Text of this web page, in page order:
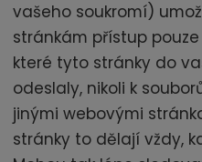
t
e
:
vašeho soukromí)
stránkám přístup
které tyto stránky do
odeslaly, nikoli k
jinými webovými
stránky to dělají vždy,